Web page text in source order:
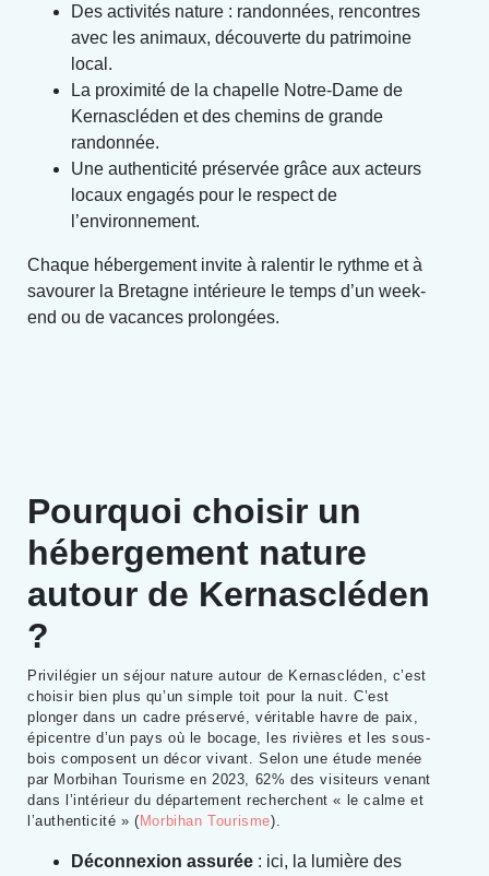
Des activités nature : randonnées, rencontres
avec les animaux, découverte du patrimoine
local.
La proximité de la chapelle Notre-Dame de
Kernascléden et des chemins de grande
randonnée.
Une authenticité préservée grâce aux acteurs
locaux engagés pour le respect de
l’environnement.
Chaque hébergement invite à ralentir le rythme et à
savourer la Bretagne intérieure le temps d’un week-
end ou de vacances prolongées.
Pourquoi choisir un
hébergement nature
autour de Kernascléden
?
Privilégier un séjour nature autour de Kernascléden, c’est
choisir bien plus qu’un simple toit pour la nuit. C’est
plonger dans un cadre préservé, véritable havre de paix,
épicentre d’un pays où le bocage, les rivières et les sous-
bois composent un décor vivant. Selon une étude menée
par Morbihan Tourisme en 2023, 62% des visiteurs venant
dans l’intérieur du département recherchent « le calme et
l’authenticité » ( Morbihan Tourisme).
Déconnexion assurée : ici, la lumière des